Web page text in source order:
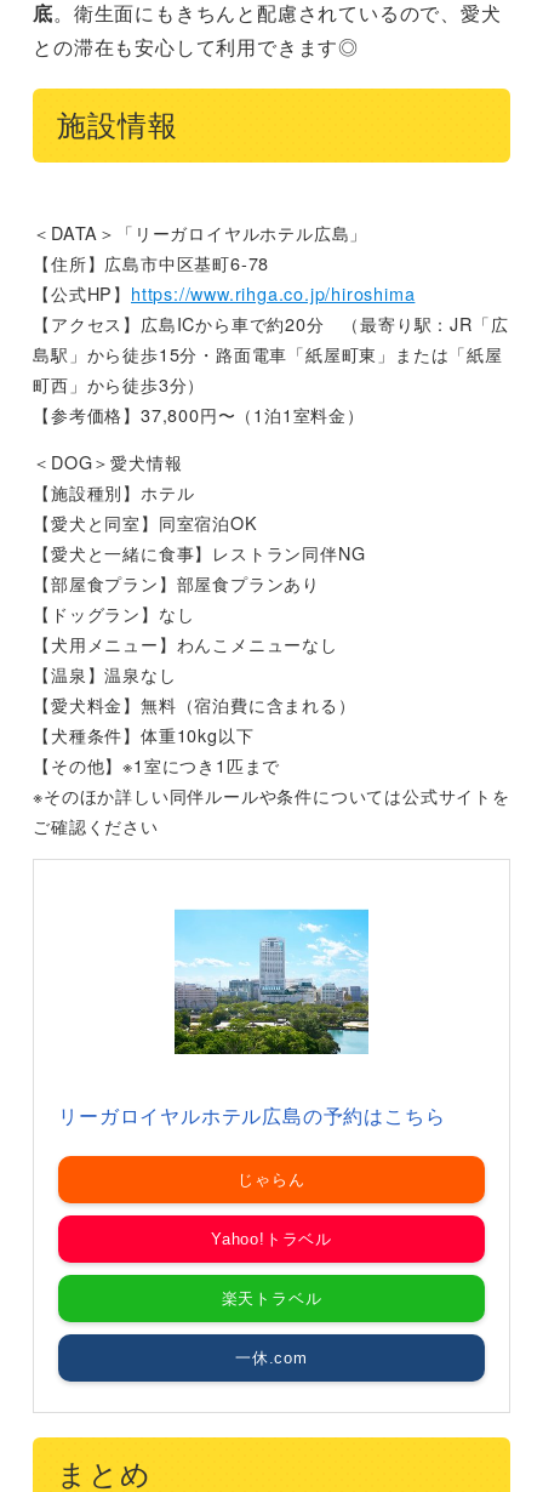
底。衛生面にもきちんと配慮されているので、愛犬
との滞在も安心して利用できます◎
施設情報
＜DATA＞「リーガロイヤルホテル広島」
【住所】広島市中区基町6-78
【公式HP】 https://www.rihga.co.jp/hiroshima
【アクセス】広島ICから車で約20分 （最寄り駅：JR「広
島駅」から徒歩15分・路面電車「紙屋町東」または「紙屋
町西」から徒歩3分）
【参考価格】37,800円〜（1泊1室料金）
＜DOG＞愛犬情報
【施設種別】ホテル
【愛犬と同室】同室宿泊OK
【愛犬と一緒に食事】レストラン同伴NG
【部屋食プラン】部屋食プランあり
【ドッグラン】なし
【犬用メニュー】わんこメニューなし
【温泉】温泉なし
【愛犬料金】無料（宿泊費に含まれる）
【犬種条件】体重10kg以下
【その他】※1室につき1匹まで
※そのほか詳しい同伴ルールや条件については公式サイトを
ご確認ください
リーガロイヤルホテル広島の予約はこちら
じゃらん
Yahoo!トラベル
楽天トラベル
一休.com
まとめ